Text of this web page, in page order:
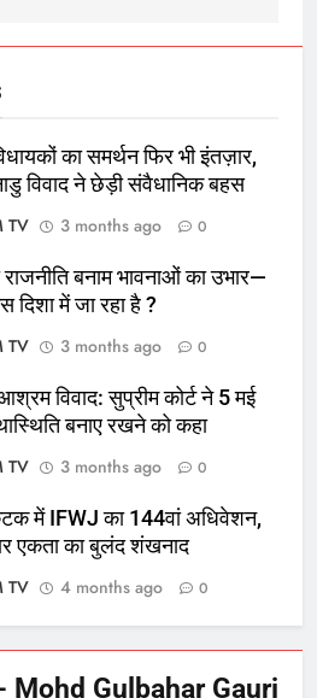
का समर्थन फिर भी इंतज़ार,
विवाद ने छेड़ी संवैधानिक बहस
TV
3 months ago 0
राजनीति बनाम भावनाओं का उभार—
दिशा में जा रहा है ?
TV
3 months ago 0
विवाद: सुप्रीम कोर्ट ने 5 मई
बनाए रखने को कहा
TV
3 months ago 0
में IFWJ का 144वां अधिवेशन,
एकता का बुलंद शंखनाद
TV
4 months ago 0
Gulbahar Gauri